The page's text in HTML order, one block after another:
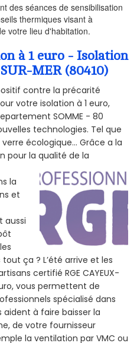
des séances de sensibilisation
thermiques visant à
votre lieu d'habitation.
à 1 euro - Isolation
MER (80410)
contre la précarité
votre isolation à 1 euro,
SOMME - 80
technologies. Tel que
écologique... Grâce a la
pour la qualité de la
la
et
aussi
tout ça ? L’été arrive et les
certifié RGE CAYEUX-
vous permettent de
spécialisé dans
aident à faire baisser la
de votre fournisseur
la ventilation par VMC ou